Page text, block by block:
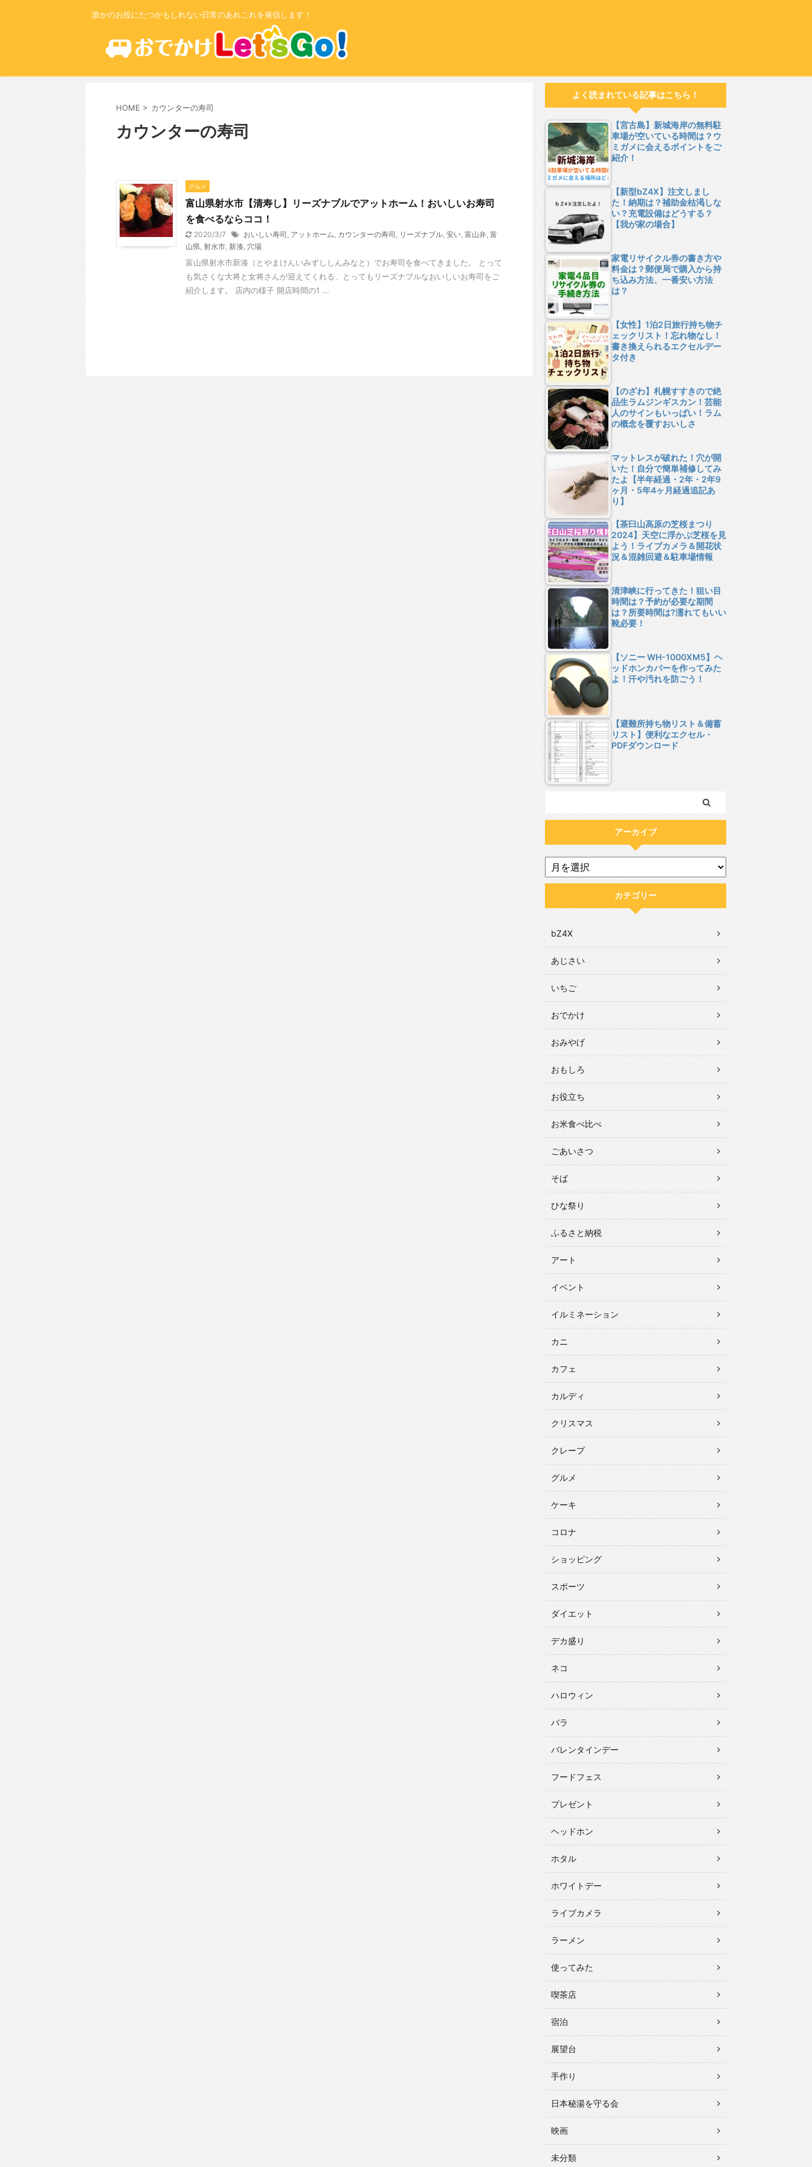
誰かのお役にたつかもしれない日常のあれこれを発信します！
HOME > カウンターの寿司
カウンターの寿司
グルメ
富山県射水市【清寿し】リーズナブルでアットホーム！おいしいお寿司
を食べるならココ！
2020/3/7 おいしい寿司 , アットホーム, カウンターの寿司 , リーズナブル, 安い, 富山弁, 富
山県, 射水市, 新湊, 穴場
富山県射水市新湊（とやまけんいみずししんみなと）でお寿司を食べてきました。 とって
も気さくな大将と女将さんが迎えてくれる、とってもリーズナブルなおいしいお寿司をご
紹介します。 店内の様子 開店時間の1 ...
よく読まれている記事はこちら！
【宮古島】新城海岸の無料駐
車場が空いている時間は？ウ
ミガメに会えるポイントをご
紹介！
【新型bZ4X】注文しまし
た！納期は？補助金枯渇しな
い？充電設備はどうする？
【我が家の場合】
家電リサイクル券の書き方や
料金は？郵便局で購入から持
ち込み方法、一番安い方法
は？
【女性】1泊2日旅行持ち物チ
ェックリスト！忘れ物なし！
書き換えられるエクセルデー
タ付き
【のざわ】札幌すすきので絶
品生ラムジンギスカン！芸能
人のサインもいっぱい！ラム
の概念を覆すおいしさ
マットレスが破れた！穴が開
いた！自分で簡単補修してみ
たよ【半年経過・2年・2年9
ヶ月・5年4ヶ月経過追記あ
り】
【茶臼山高原の芝桜まつり
2024】天空に浮かぶ芝桜を見
よう！ライブカメラ＆開花状
況＆混雑回避＆駐車場情報
清津峡に行ってきた！狙い目
時間は？予約が必要な期間
は？所要時間は?濡れてもいい
靴必要！
【ソニー WH-1000XM5】ヘ
ッドホンカバーを作ってみた
よ！汗や汚れを防ごう！
【避難所持ち物リスト＆備蓄
リスト】便利なエクセル・
PDFダウンロード
アーカイブ
カテゴリー
bZ4X
あじさい
いちご
おでかけ
おみやげ
おもしろ
お役立ち
お米食べ比べ
ごあいさつ
そば
ひな祭り
ふるさと納税
アート
イベント
イルミネーション
カニ
カフェ
カルディ
クリスマス
クレープ
グルメ
ケーキ
コロナ
ショッピング
スポーツ
ダイエット
デカ盛り
ネコ
ハロウィン
バラ
バレンタインデー
フードフェス
プレゼント
ヘッドホン
ホタル
ホワイトデー
ライブカメラ
ラーメン
使ってみた
喫茶店
宿泊
展望台
手作り
日本秘湯を守る会
映画
未分類